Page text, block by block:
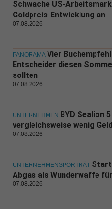
Schwache US-
Goldpreis-Entwicklung an
07.08.2026
PANORAMA Vier
Entscheider diesen
sollten
07.08.2026
UNTERNEHMEN BYD Sealion
vergleichsweise wenig Geld
07.08.2026
UNTERNEHMENSPORTRÄT
Abgas als Wunderwaffe
07.08.2026